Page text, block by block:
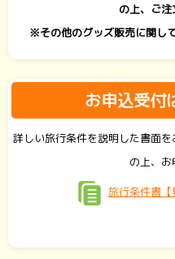
の上、ご注
※その他のグッズ販売に関し
お申込受付
詳しい旅行条件を説明した書面
の上、お
旅行条件書【